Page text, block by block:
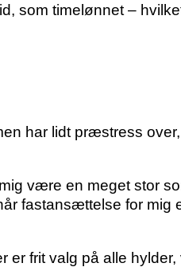
som timelønnet –
har lidt præstress
være en meget stor
fastansættelse for mig
frit valg på alle